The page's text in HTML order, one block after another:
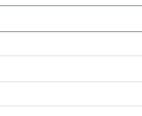
ロダクト「Yoom」**: SaaS連携デー
、請求書処理、日報作成などの業
国内利用社数20,000社超、直近
すべての自動化技術を1プラットフ